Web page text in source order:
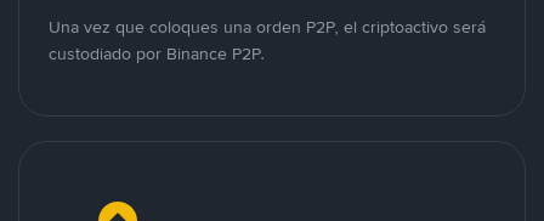
Una vez que coloques una orden P2P, el criptoactivo será
custodiado por Binance P2P.